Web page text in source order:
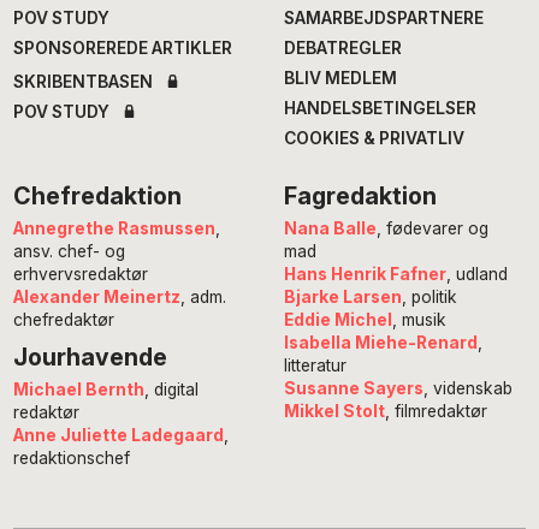
POV STUDY
SPONSOREREDE ARTIKLER
SKRIBENTBASEN
POV STUDY
SAMARBEJDSPARTNERE
DEBATREGLER
BLIV MEDLEM
HANDELSBETINGELSER
COOKIES & PRIVATLIV
Chefredaktion
Annegrethe Rasmussen,
ansv. chef- og
erhvervsredaktør
Alexander Meinertz, adm.
chefredaktør
Jourhavende
Michael Bernth , digital
redaktør
Anne Juliette Ladegaard
redaktionschef
Fagredaktion
Nana Balle, fødevarer og
mad
Hans Henrik Fafner, udland
Bjarke Larsen, politik
Eddie Michel , musik
Isabella Miehe-Renard ,
litteratur
Susanne Sayers, videnskab
Mikkel Stolt, filmredaktør